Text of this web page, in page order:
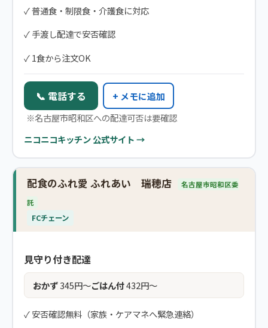
✓ 普通食・制限食・介護食に対応
✓ 手渡し配達で安否確認
✓ 1食から注文OK
📞 電話する
+ メモに追加
※名古屋市昭和区への配達可否は要確認
ニコニコキッチン 公式サイト →
配食のふれ愛 ふれあい 瑞穂店
名古屋市昭和区委
託
FCチェーン
見守り付き配達
おかず345円〜ごはん付432円〜
✓ 安否確認無料（家族・ケアマネへ緊急連絡）